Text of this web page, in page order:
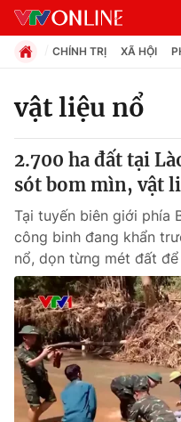
Chuyên mục
Chính trị
Xã hội
Pháp luật
Y tế
Thế giới
CHÍNH TRỊ XÃ HỘI
vật liệu nổ
2.700 ha đất tại
sót bom mìn, vật
Tại tuyến biên giới phía
công binh đang khẩn
nổ, dọn từng mét đất